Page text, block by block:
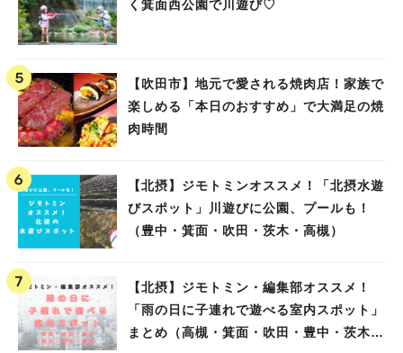
く箕面西公園で川遊び♡
【吹田市】地元で愛される焼肉店！家族で
楽しめる「本日のおすすめ」で大満足の焼
肉時間
【北摂】ジモトミンオススメ！「北摂水遊
びスポット」川遊びに公園、プールも！
（豊中・箕面・吹田・茨木・高槻）
【北摂】ジモトミン・編集部オススメ！
「雨の日に子連れで遊べる室内スポット」
まとめ（高槻・箕面・吹田・豊中・茨木・